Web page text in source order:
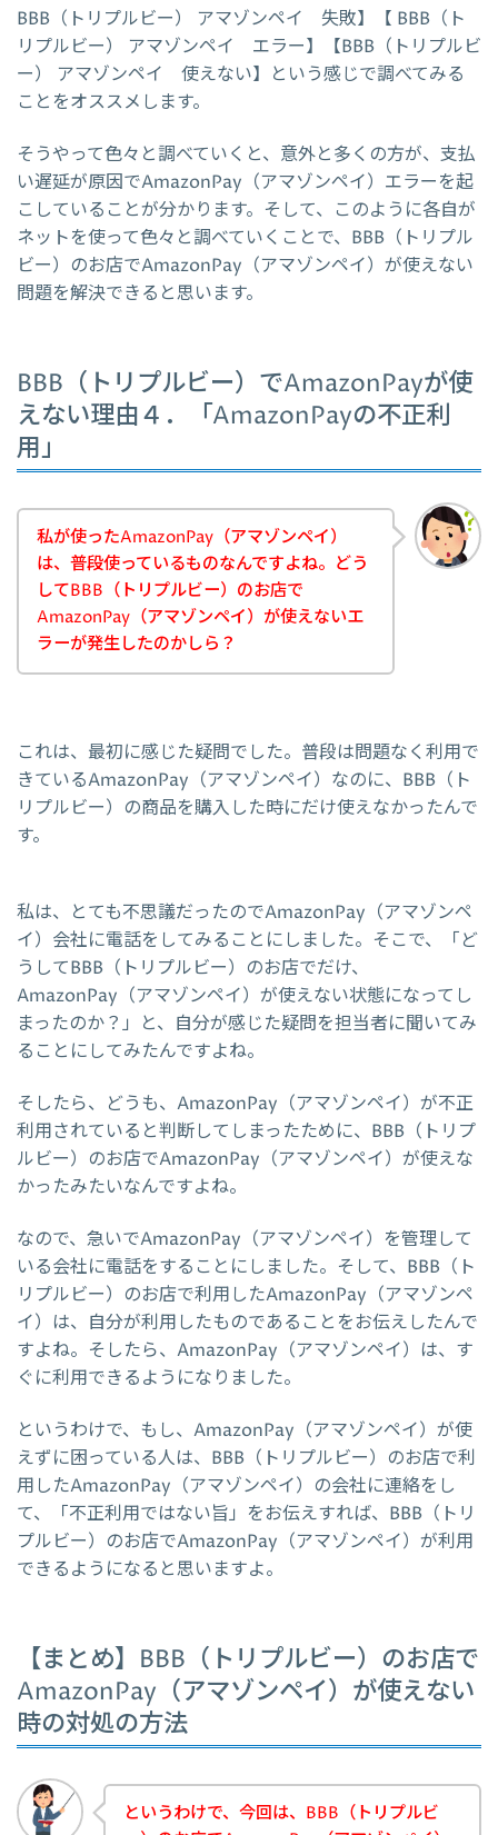
BBB（トリプルビー） アマゾンペイ 失敗】【 BBB（ト
リプルビー） アマゾンペイ エラー】【BBB（トリプルビ
ー） アマゾンペイ 使えない】という感じで調べてみる
ことをオススメします。
そうやって色々と調べていくと、意外と多くの方が、支払
い遅延が原因でAmazonPay（アマゾンペイ）エラーを起
こしていることが分かります。そして、このように各自が
ネットを使って色々と調べていくことで、BBB（トリプル
ビー）のお店でAmazonPay（アマゾンペイ）が使えない
問題を解決できると思います。
BBB（トリプルビー）でAmazonPayが使
えない理由４．「AmazonPayの不正利
用」
私が使ったAmazonPay（アマゾンペイ）
は、普段使っているものなんですよね。どう
してBBB（トリプルビー）のお店で
AmazonPay（アマゾンペイ）が使えないエ
ラーが発生したのかしら？
これは、最初に感じた疑問でした。普段は問題なく利用で
きているAmazonPay（アマゾンペイ）なのに、BBB（ト
リプルビー）の商品を購入した時にだけ使えなかったんで
す。
私は、とても不思議だったのでAmazonPay（アマゾンペ
イ）会社に電話をしてみることにしました。そこで、「ど
うしてBBB（トリプルビー）のお店でだけ、
AmazonPay（アマゾンペイ）が使えない状態になってし
まったのか？」と、自分が感じた疑問を担当者に聞いてみ
ることにしてみたんですよね。
そしたら、どうも、AmazonPay（アマゾンペイ）が不正
利用されていると判断してしまったために、BBB（トリプ
ルビー）のお店でAmazonPay（アマゾンペイ）が使えな
かったみたいなんですよね。
なので、急いでAmazonPay（アマゾンペイ）を管理して
いる会社に電話をすることにしました。そして、BBB（ト
リプルビー）のお店で利用したAmazonPay（アマゾンペ
イ）は、自分が利用したものであることをお伝えしたんで
すよね。そしたら、AmazonPay（アマゾンペイ）は、す
ぐに利用できるようになりました。
というわけで、もし、AmazonPay（アマゾンペイ）が使
えずに困っている人は、BBB（トリプルビー）のお店で利
用したAmazonPay（アマゾンペイ）の会社に連絡をし
て、「不正利用ではない旨」をお伝えすれば、BBB（トリ
プルビー）のお店でAmazonPay（アマゾンペイ）が利用
できるようになると思いますよ。
【まとめ】BBB（トリプルビー）のお店で
AmazonPay（アマゾンペイ）が使えない
時の対処の方法
というわけで、今回は、BBB（トリプルビ